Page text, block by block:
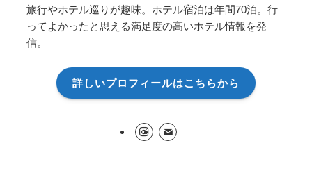
旅行やホテル巡りが趣味。ホテル宿泊は年間70泊。行
ってよかったと思える満足度の高いホテル情報を発
信。
詳しいプロフィールはこちらから